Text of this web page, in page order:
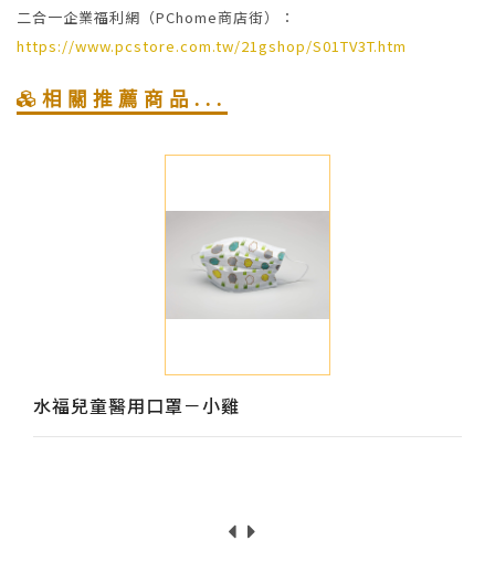
二合一企業福利網（PChome商店街）：
https://www.pcstore.com.tw/21gshop/S01TV3T.htm
相關推薦商品...
水福兒童醫用口罩－小雞